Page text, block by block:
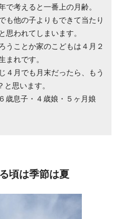
で考えると一番上の月齢。
も他の子よりもできて当たり
思われてしまいます。
うことか家のこどもは４月２
まれです。
４月でも月末だったら、もう
思います。
歳息子・４歳娘・５ヶ月娘
頃は季節は夏